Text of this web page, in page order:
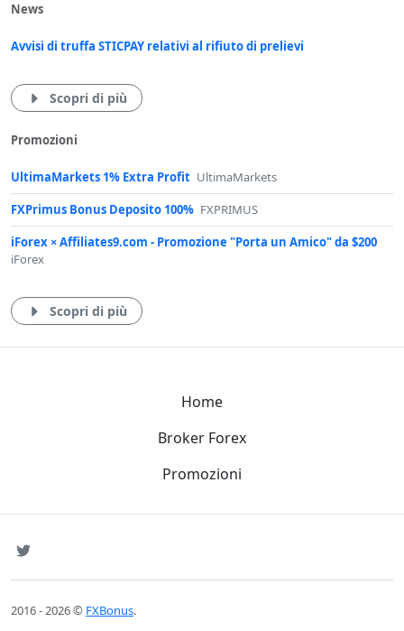
News
Avvisi di truffa STICPAY relativi al rifiuto di prelievi
Scopri di più
Promozioni
UltimaMarkets 1% Extra Profit UltimaMarkets
FXPrimus Bonus Deposito 100% FXPRIMUS
iForex × Affiliates9.com - Promozione "Porta un Amico" da $200
iForex
Scopri di più
Home
Broker Forex
Promozioni
SNS
2016 - 2026 © FXBonus.